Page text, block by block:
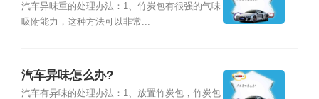
汽车异味重的处理办法：1、竹炭包有很强的气味
吸附能力，这种方法可以非常...
汽车异味怎么办?
汽车有异味的处理办法：1、放置竹炭包，竹炭包